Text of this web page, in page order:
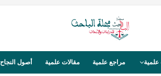
مراجع علمية مقالات علمية أصول النجاح